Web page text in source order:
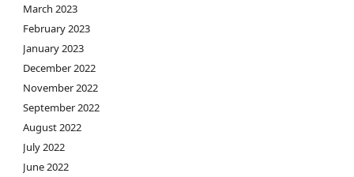
March 2023
February 2023
January 2023
December 2022
November 2022
September 2022
August 2022
July 2022
June 2022